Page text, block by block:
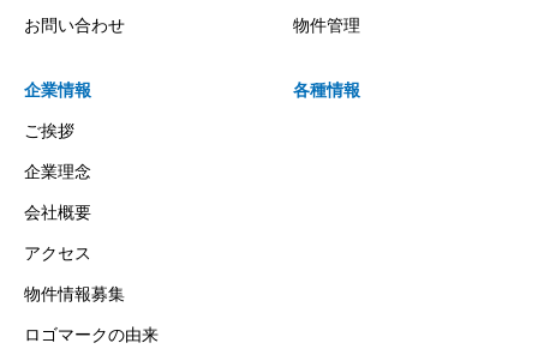
お問い合わせ 物件管理
企業情報
ご挨拶
企業理念
会社概要
アクセス
物件情報募集
ロゴマークの由来
各種情報